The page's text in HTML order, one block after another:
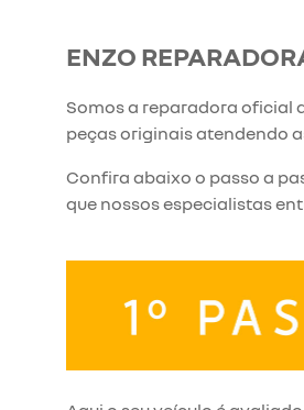
ENZO
Somos a reparadora oficial
peças originais atendendo
Confira abaixo o passo a
que nossos especialistas